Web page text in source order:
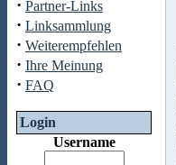
· Partner-Links
· Linksammlung
· Weiterempfehlen
· Ihre Meinung
· FAQ
Login
Username